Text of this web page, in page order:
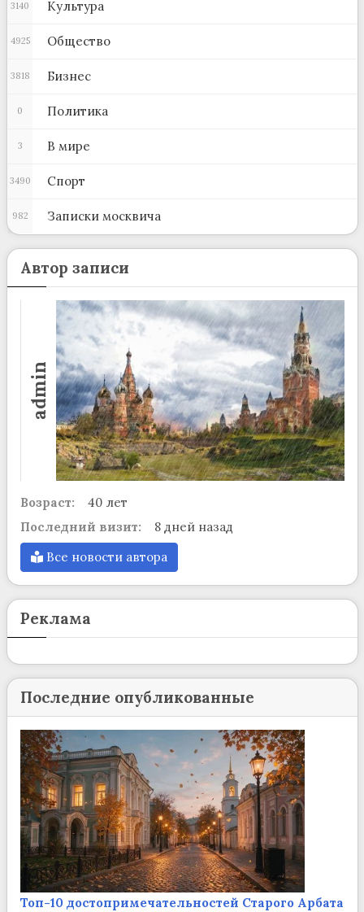
Культура
3140
Общество
4925
Бизнес
3818
Политика
0
В мире
3
Спорт
3490
Записки москвича
982
Автор записи
admin
Возраст:
40 лет
Последний визит:
8 дней назад
Все новости автора
Реклама
Последние опубликованные
Топ-10 достопримечательностей Старого Арбата